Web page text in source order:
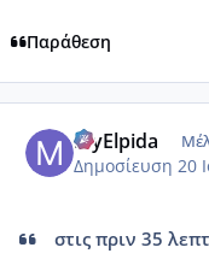
Παράθεση
MyElpida
Δημοσίευση 20
στις πριν 35